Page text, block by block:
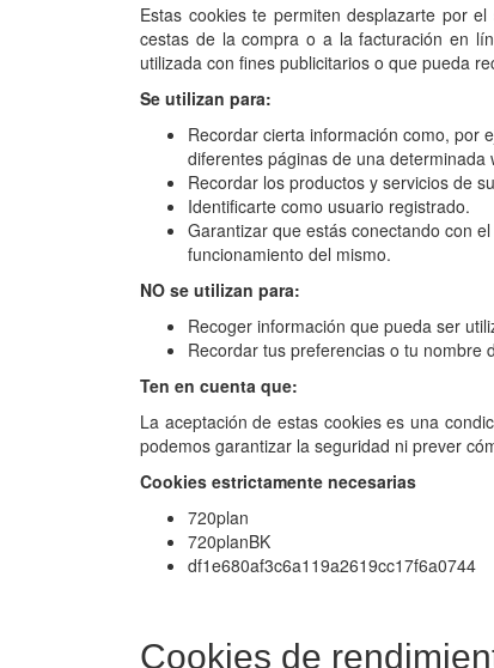
Estas cookies te permiten desplazarte por
cestas de la compra o a la facturación en
utilizada con fines publicitarios o que pueda
Se utilizan para:
Recordar cierta información como, por
diferentes páginas de una
Recordar los productos y servicios de
Identificarte como usuario registrado.
Garantizar que estás conectando con
funcionamiento del mismo.
NO se utilizan para:
Recoger información que pueda ser
Recordar tus preferencias o tu nombre
Ten en cuenta que:
La aceptación de estas cookies es una
podemos garantizar la seguridad ni prever
Cookies estrictamente necesarias
720plan
720planBK
df1e680af3c6a119a2619cc17f6a0744
Cookies de